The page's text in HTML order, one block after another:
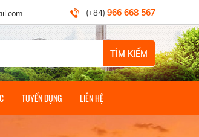
(+84) 966 668 567
TÌM KIẾM
TUYỂN DỤNG LIÊN HỆ